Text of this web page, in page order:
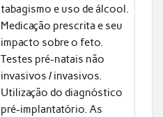
tabagismo e uso de álcool.
Medicação prescrita e seu
impacto sobre o feto.
Testes pré-natais não
invasivos / invasivos.
Utilização do diagnóstico
pré-implantatório. As